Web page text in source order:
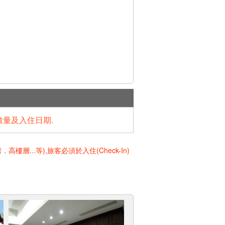
及入住日期.
高樓層...等),旅客必須於入住(Check-In)